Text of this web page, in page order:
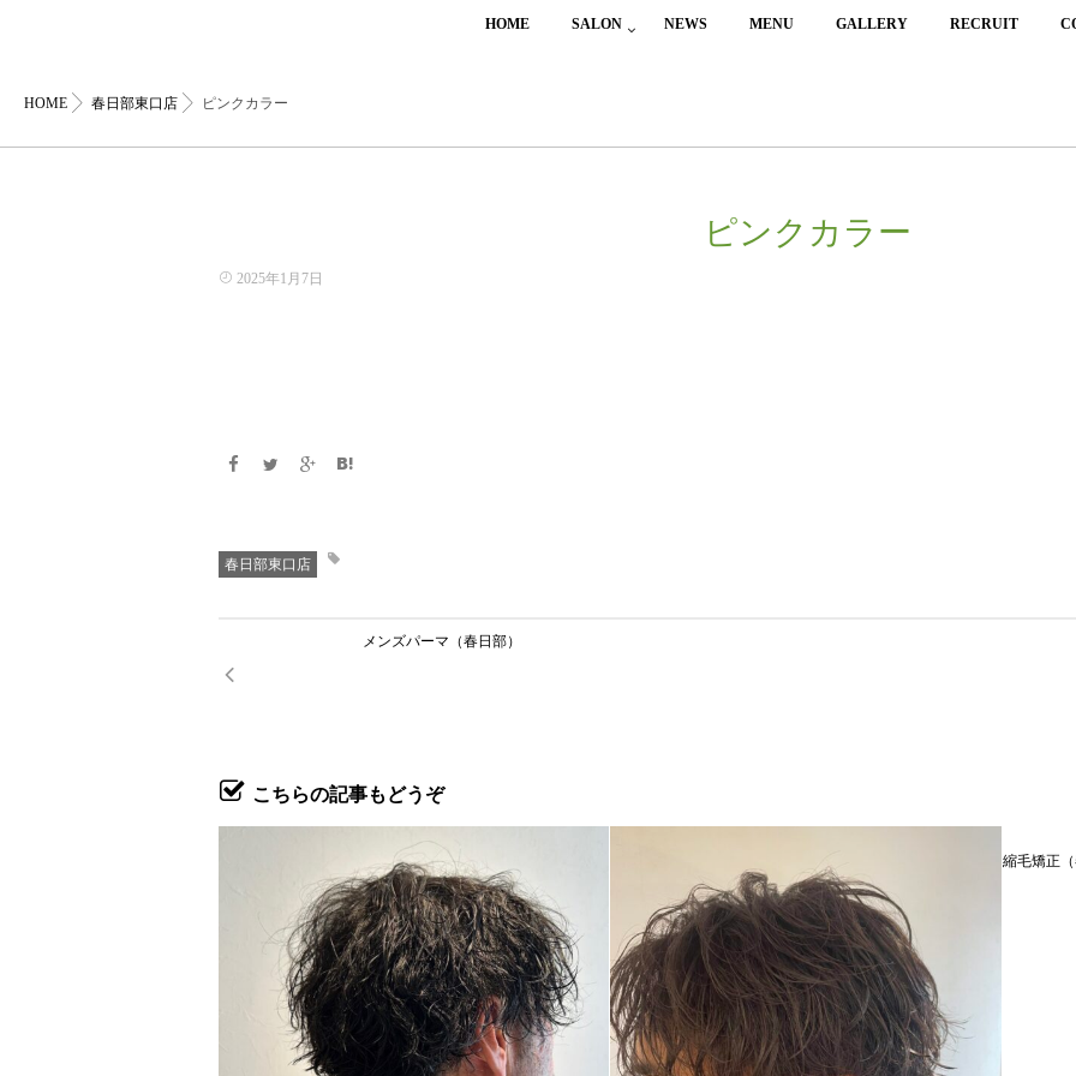
HOME SALON NEWS MENU GALLERY RECRUIT
HOME 春日部東口店 ピンクカラー
ピンクカラー
2025年1月7日
春日部東口店
メンズパーマ（春日部）
こちらの記事もどうぞ
縮毛矯正（